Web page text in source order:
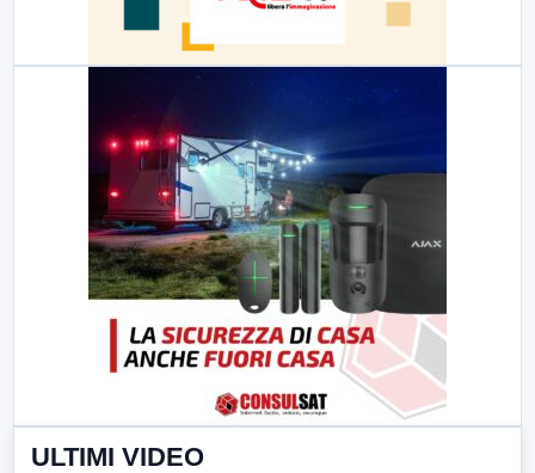
ULTIMI VIDEO